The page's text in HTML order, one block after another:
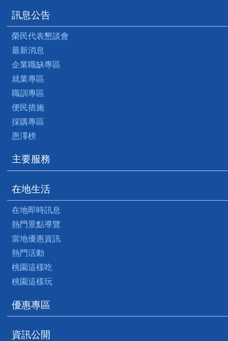
訊息公告
榮民代表懇談會
最新消息
企業職缺專區
就業專區
職訓專區
便民措施
採購專區
恩澤榜
主要服務
在地生活
在地即時訊息
熱門景點導覽
當地優惠資訊
熱門活動
桃園這樣吃
桃園這樣玩
優惠專區
資訊公開